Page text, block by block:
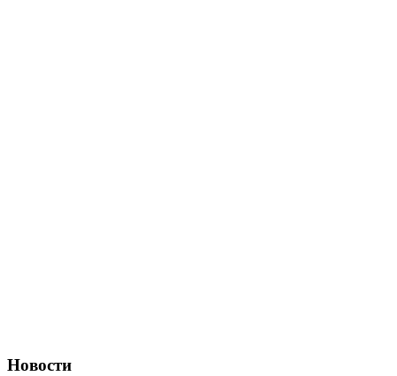
Новости